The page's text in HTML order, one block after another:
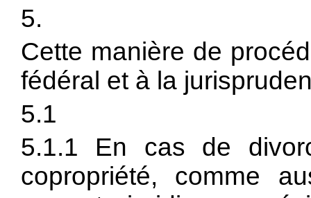
5.
Cette manière de
fédéral et à la
5.1
5.1.1 En cas de
copropriété, comme